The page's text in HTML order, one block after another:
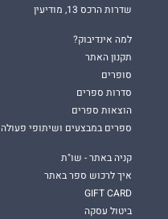
שדרות הרכס 13, מודיעין
למה אינדיבוק?
תקנון האתר
סופרים
סדרות ספרים
הוצאות ספרים
ספרים במבצעים ושיתופי פעולה
קניה באתר - שו"ת
איך לרכוש ספר באתר
GIFT CARD
ביטול עסקה